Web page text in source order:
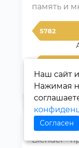
память и
5782
Blender
Blender -
Наш сайт
Нажимая
Согласен